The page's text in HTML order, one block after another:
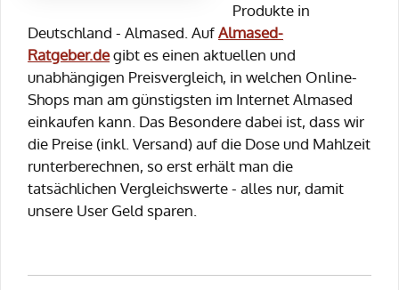
Produkte in
Deutschland - Almased. AufAlmased-
Ratgeber.degibt es einen aktuellen und
unabhängigen Preisvergleich, in welchen Online-
Shops man am günstigsten im Internet Almased
einkaufen kann. Das Besondere dabei ist, dass wir
die Preise (inkl. Versand) auf die Dose und Mahlzeit
runterberechnen, so erst erhält man die
tatsächlichen Vergleichswerte - alles nur, damit
unsere User Geld sparen.